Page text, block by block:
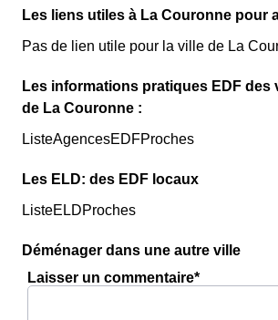
Les liens utiles à La Couronne pour
Pas de lien utile pour la ville de La
Les informations pratiques EDF des
de La Couronne :
ListeAgencesEDFProches
Les ELD: des EDF locaux
ListeELDProches
Déménager dans une autre ville
Laisser un commentaire*